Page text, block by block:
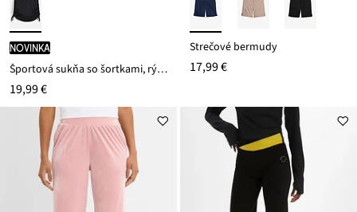
novinka
Športová sukňa so šortkami, rýchloschnúca
19,99 €
Strečové bermudy
17,99 €